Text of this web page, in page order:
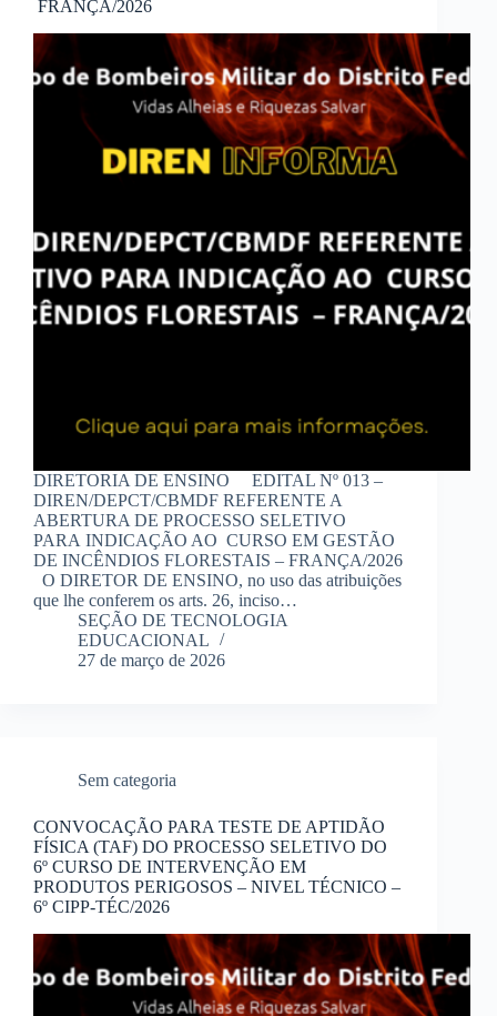
FRANÇA/2026
DIRETORIA DE ENSINO EDITAL Nº 013 –
DIREN/DEPCT/CBMDF REFERENTE A
ABERTURA DE PROCESSO SELETIVO
PARA INDICAÇÃO AO CURSO EM GESTÃO
DE INCÊNDIOS FLORESTAIS – FRANÇA/2026
O DIRETOR DE ENSINO, no uso das atribuições
que lhe conferem os arts. 26, inciso…
SEÇÃO DE TECNOLOGIA
EDUCACIONAL
27 de março de 2026
Sem categoria
CONVOCAÇÃO PARA TESTE DE APTIDÃO
FÍSICA (TAF) DO PROCESSO SELETIVO DO
6º CURSO DE INTERVENÇÃO EM
PRODUTOS PERIGOSOS – NIVEL TÉCNICO –
6º CIPP-TÉC/2026